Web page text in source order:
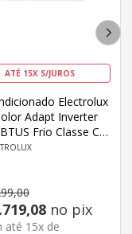
ATÉ 15X S/JUROS
Electrolux
Adapt Inverter
Frio Classe C
YI09F
,00
.719,08 no pix
até 15x de